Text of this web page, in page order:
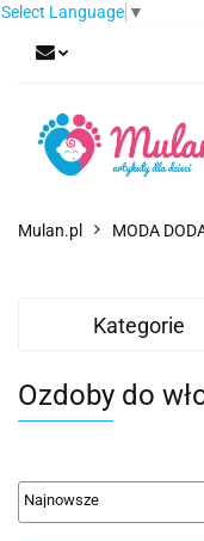
Select Language ▼
Mulan.pl MODA
Kategorie
Ozdoby do